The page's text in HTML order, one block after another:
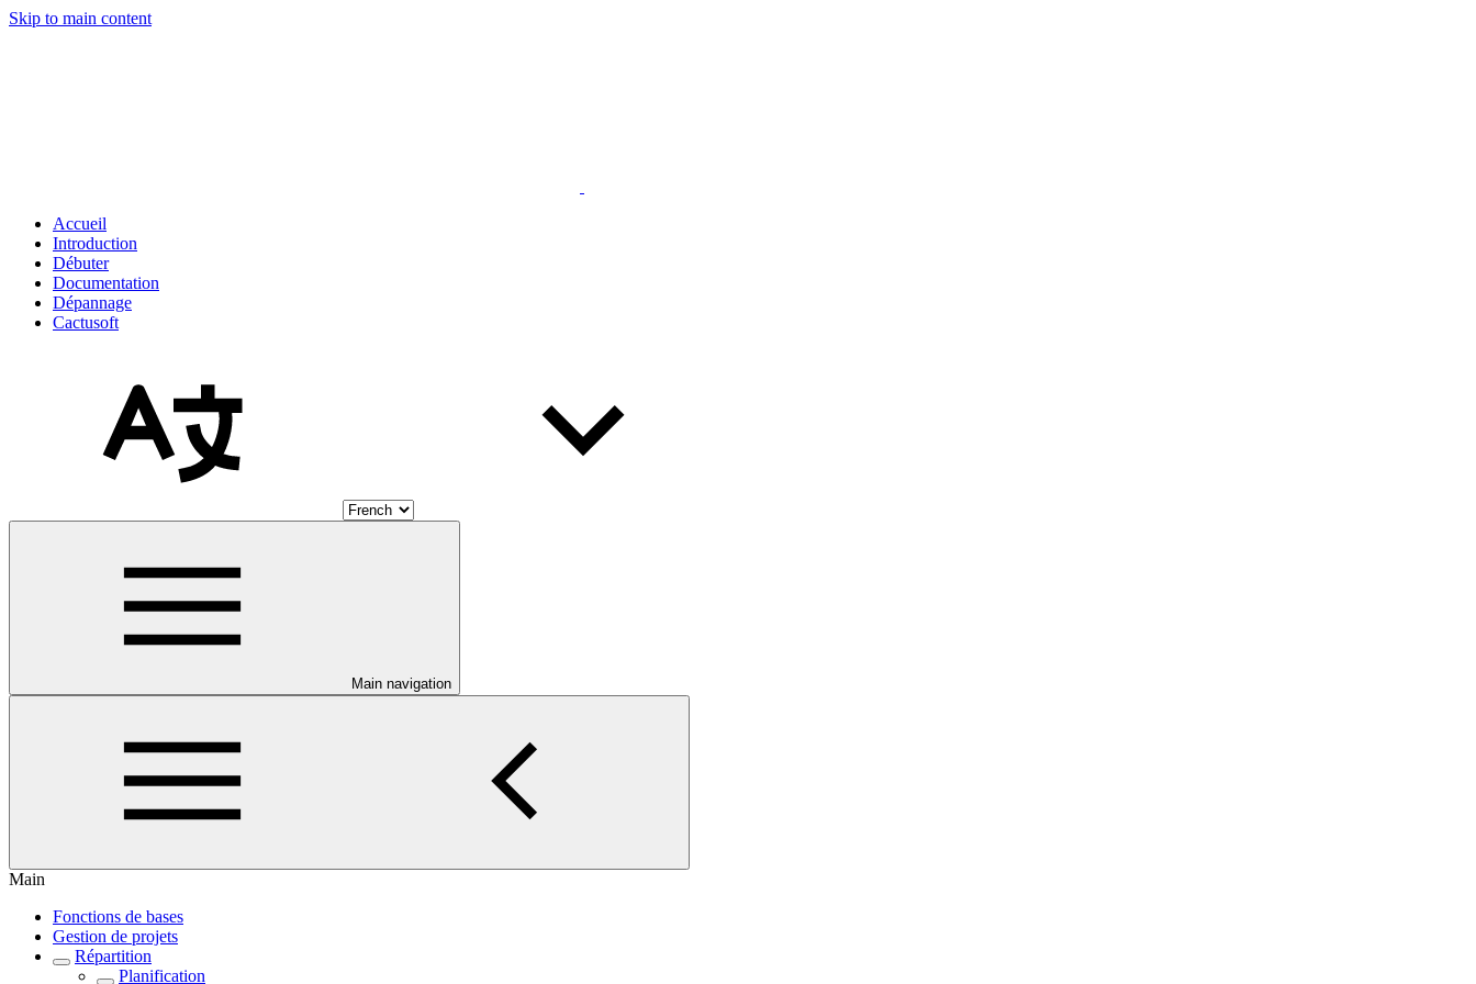
Skip to main content
Accueil
Introduction
Débuter
Documentation
Dépannage
Cactusoft
Main navigation
Main
Fonctions de bases
Gestion de projets
Répartition
Planification